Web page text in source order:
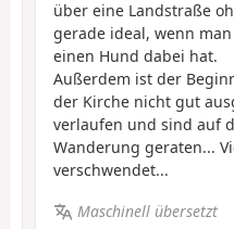
über eine Landstraße
gerade ideal, wenn
einen Hund dabei hat.
Außerdem ist der
der Kirche nicht gut
verlaufen und sind auf
Wanderung geraten...
verschwendet...
Maschinell übersetzt